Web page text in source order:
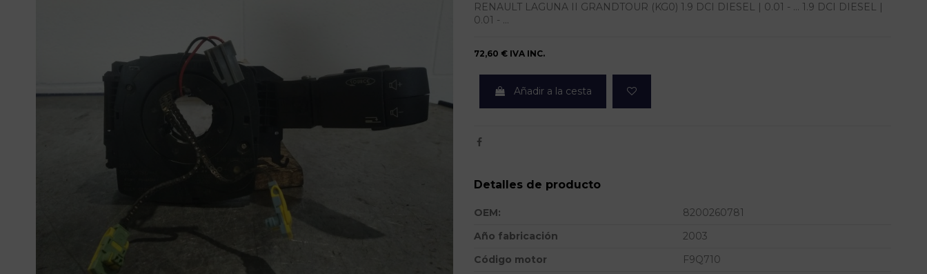
RENAULT LAGUNA II GRANDTOUR (KG0) 1.9 DCI DIESEL | 0.01 - ... 1.9 DCI DIESEL |
0.01 - ...
72,60 € IVA INC.
Añadir a la cesta
Detalles de producto
OEM:
8200260781
Año fabricación
2003
Código motor
F9Q710